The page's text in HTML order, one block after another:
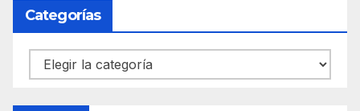
Categorías
Categorías